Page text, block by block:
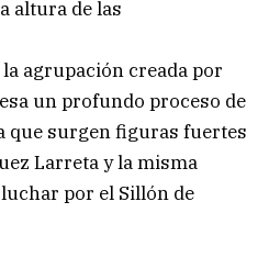
altura de las
agrupación creada por
un profundo proceso de
que surgen figuras fuertes
Larreta y la misma
por el Sillón de